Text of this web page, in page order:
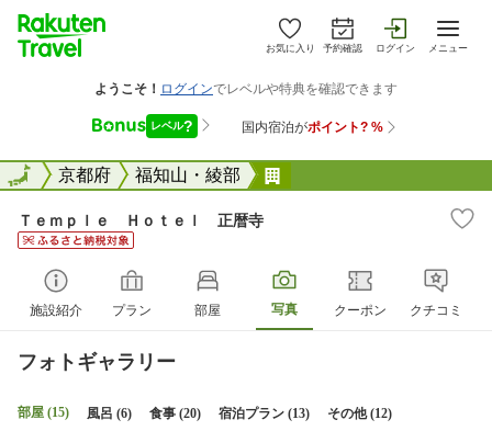
お気に入り 予約確認 ログイン メニュー
全国京都府 福知山・綾部
全国
Ｔｅｍｐｌｅ Ｈｏｔｅｌ 正暦寺
施設紹介 プラン 部屋 写真 クーポン クチコミ
フォトギャラリー
部屋 (15) 風呂 (6) 食事 (20) 宿泊プラン (13) その他 (12)